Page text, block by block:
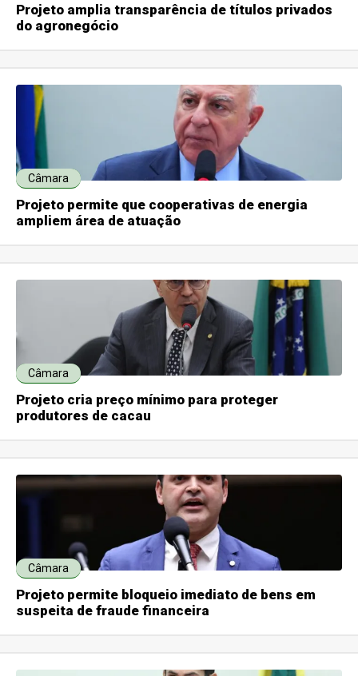
Projeto amplia transparência de títulos privados
do agronegócio
Câmara
Projeto permite que cooperativas de energia
ampliem área de atuação
Câmara
Projeto cria preço mínimo para proteger
produtores de cacau
Câmara
Projeto permite bloqueio imediato de bens em
suspeita de fraude financeira